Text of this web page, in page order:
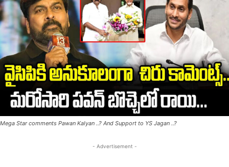
Mega Star comments Pawan Kalyan ..? And Support to YS Jagan ..?
- Advertisement -